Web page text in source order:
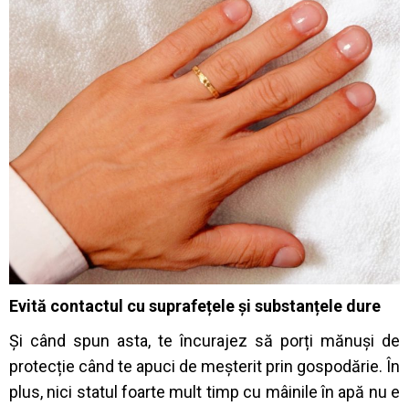
Evită contactul cu suprafețele și substanțele dure
Și când spun asta, te încurajez să porți mănuși de
protecție când te apuci de meșterit prin gospodărie. În
plus, nici statul foarte mult timp cu mâinile în apă nu e